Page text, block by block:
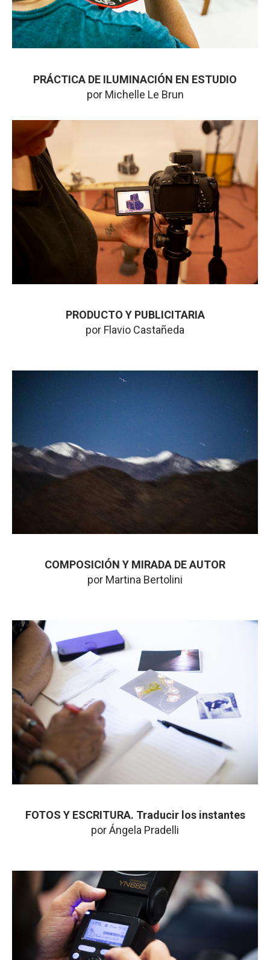
PRÁCTICA DE ILUMINACIÓN EN ESTUDIO
por Michelle Le Brun
PRODUCTO Y PUBLICITARIA
por Flavio Castañeda
COMPOSICIÓN Y MIRADA DE AUTOR
por Martina Bertolini
FOTOS Y ESCRITURA. Traducir los instantes
por Ángela Pradelli